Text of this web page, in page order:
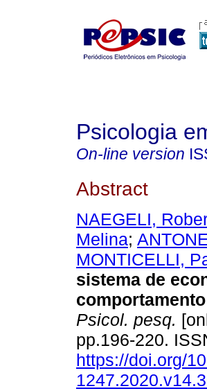
Psicologia
On-line version
Abstract
NAEGELI,
Melina;
MONTICELLI,
sistema de
Psicol. pesq.
pp.196-220.
https://doi.org/